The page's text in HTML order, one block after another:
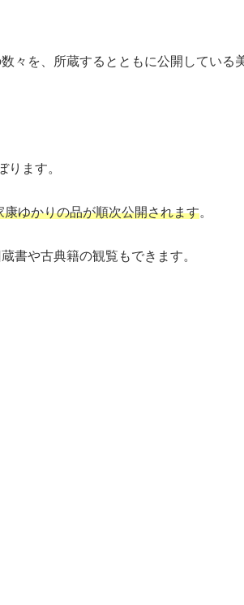
々を、所蔵するとともに公開している
ます。
康ゆかりの品が順次公開されます。
書や古典籍の観覧もできます。